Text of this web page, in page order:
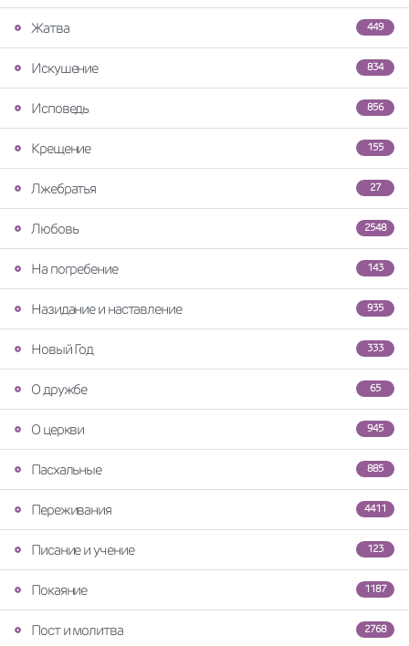
449
Жатва
834
Искушение
856
Исповедь
155
Крещение
27
Лжебратья
2548
Любовь
143
На погребение
935
Назидание и наставление
333
Новый Год
65
О дружбе
945
О церкви
885
Пасхальные
4411
Переживания
123
Писание и учение
1187
Покаяние
2768
Пост и молитва